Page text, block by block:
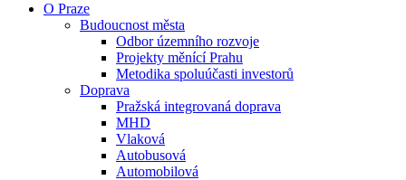
O Praze
Budoucnost města
Odbor územního rozvoje
Projekty měnící Prahu
Metodika spoluúčasti investorů
Doprava
Pražská integrovaná doprava
MHD
Vlaková
Autobusová
Automobilová